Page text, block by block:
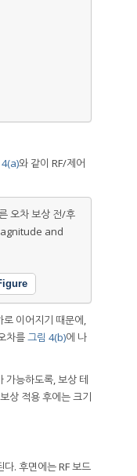
와 같이 RF/제어
오차 보상 전/후
and
이어지기 때문에,
차를그림 4(b)에 나
가능하도록, 보상 테
상 적용 후에는 크기
. 후면에는 RF 보드